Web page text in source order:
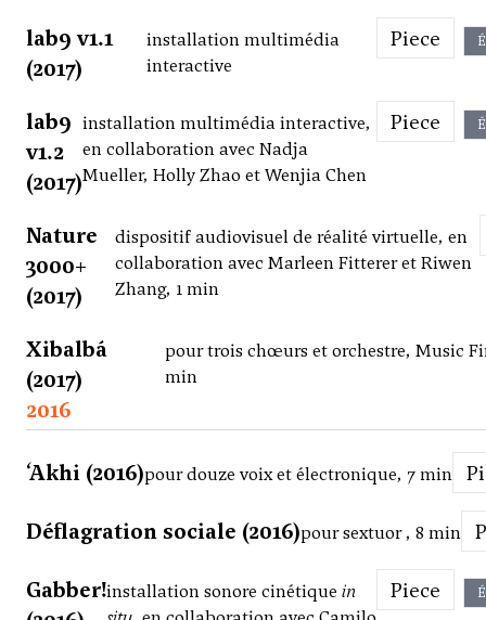
lab9 v1.1
(2017)
installation multimédia
interactive
Piece
lab9
v1.2
(2017)
installation multimédia interactive,
en collaboration avec Nadja
Mueller, Holly Zhao et Wenjia Chen
Piece
Nature
3000+
(2017)
dispositif audiovisuel de réalité virtuelle, en
collaboration avec Marleen Fitterer et Riwen
Zhang, 1 min
Xibalbá
(2017)
pour trois chœurs et orchestre, Music
min
2016
‘Akhi (2016)pour douze voix et électronique, 7 min
Déflagration sociale (2016)pour sextuor , 8 min
Gabber!installation sonore cinétique in
Piece